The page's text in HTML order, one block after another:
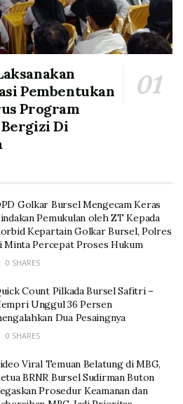
Pembentukan
Program
Di
Golkar Bursel Mengecam Keras
Pemukulan oleh ZT Kepada
Kepartain Golkar Bursel, Polres
Minta Percepat Proses Hukum
0 SHARES
Count Pilkada Bursel Safitri –
Unggul 36 Persen
Dua Pesaingnya
0 SHARES
Viral Temuan Belatung di MBG,
BRNR Bursel Sudirman Buton
Prosedur Keamanan dan